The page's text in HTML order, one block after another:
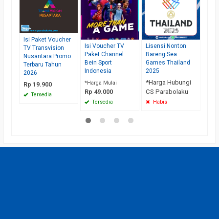
Isi Paket Voucher
TV Transvision
Nusantara Promo
Terbaru Tahun
2026
Rp 19.900
Tersedia
Isi Voucher TV
Paket Channel
Bein Sport
Indonesia
*Harga Mulai
Rp 49.000
Tersedia
Lisensi Nonton
Bareng Sea
Games Thailand
2025
*Harga Hubungi
CS Parabolaku
Habis